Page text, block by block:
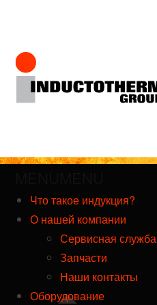
содержимому
Что такое индукция?
О нашей компании
Сервисная служба
Запчасти
Наши контакты
Оборудование